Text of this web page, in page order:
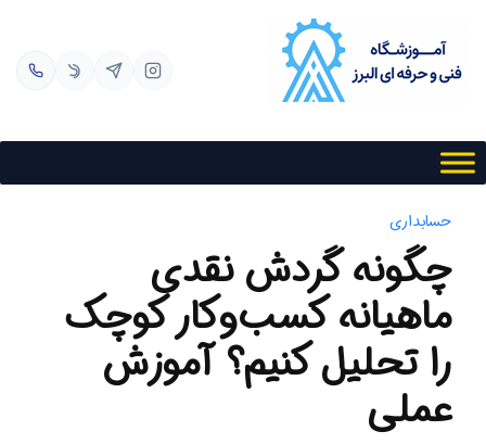
حسابداری
چگونه گردش نقدی
ماهیانه کسب‌و‌کار کوچک
را تحلیل کنیم؟ آموزش
عملی